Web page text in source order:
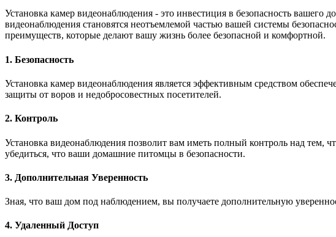
Установка камер видеонаблюдения - это инвестиция в безопасность вашего
видеонаблюдения становятся неотъемлемой частью вашей системы
преимуществ, которые делают вашу жизнь более безопасной и комфортной.
1. Безопасность
Установка камер видеонаблюдения является эффективным средством
защиты от воров и недобросовестных посетителей.
2. Контроль
Установка видеонаблюдения позволит вам иметь полный контроль над тем,
убедиться, что ваши домашние питомцы в безопасности.
3. Дополнительная Уверенность
Зная, что ваш дом под наблюдением, вы получаете дополнительную
4. Удаленный Доступ